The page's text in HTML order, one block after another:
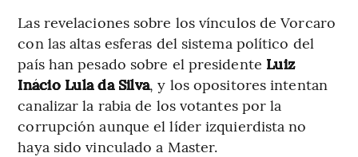
Las revelaciones sobre los vínculos de Vorcaro
con las altas esferas del sistema político del
país han pesado sobre el presidente Luiz
Inácio Lula da Silva, y los opositores intentan
canalizar la rabia de los votantes por la
corrupción aunque el líder izquierdista no
haya sido vinculado a Master.